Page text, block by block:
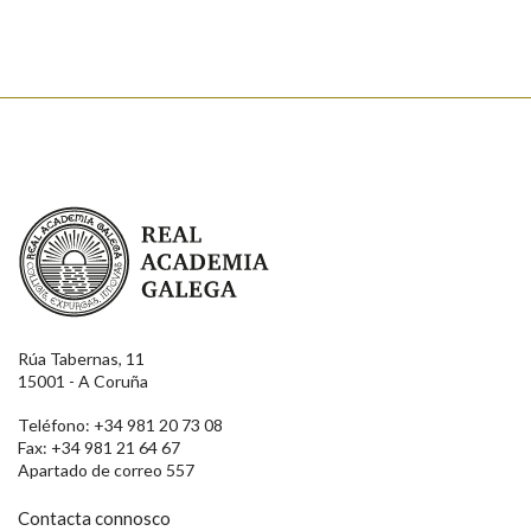
Real Academia Galega
Rúa Tabernas, 11
15001 - A Coruña
Teléfono: +34 981 20 73 08
Fax: +34 981 21 64 67
Apartado de correo 557
Contacta connosco